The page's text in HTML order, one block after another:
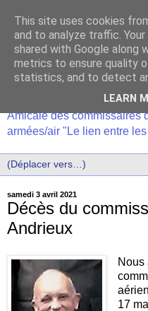
Amicale des commissaires
armées/air "Le lien entre
samedi 3 avril 2021
Décès du
Andrieux
Nous
17
This site uses cookies
and to analyze traffic.
shared with Google along
metrics to ensure quality
statistics, and to detect
LEARN